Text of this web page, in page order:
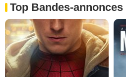
Top Bandes-annonces